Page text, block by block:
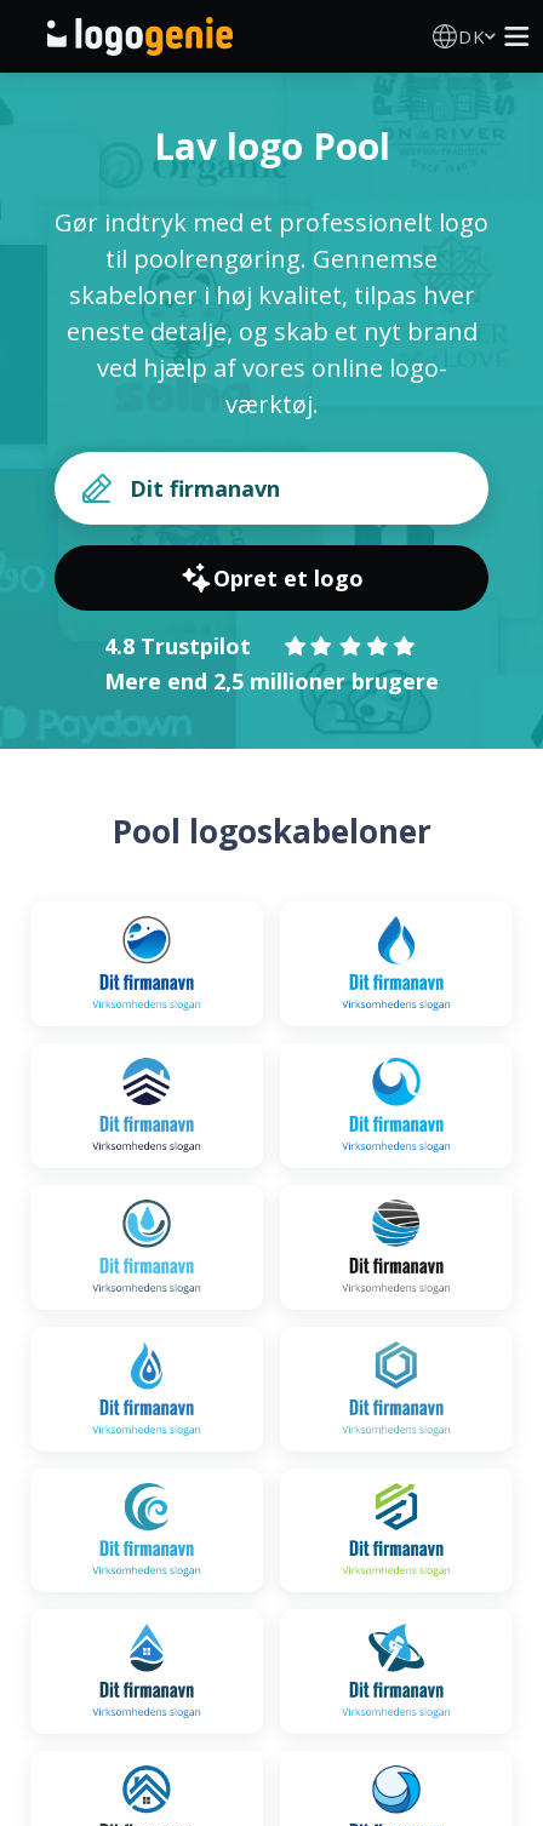
DK
AI logogenerator
Logoidéer
Trykte produkter
LOG IND
Lav logo Pool
Gør indtryk med et professionelt logo
til poolrengøring. Gennemse
skabeloner i høj kvalitet, tilpas hver
eneste detalje, og skab et nyt brand
ved hjælp af vores online logo-
værktøj.
Opret et logo
4.8 Trustpilot
Mere end 2,5 millioner brugere
Pool logoskabeloner